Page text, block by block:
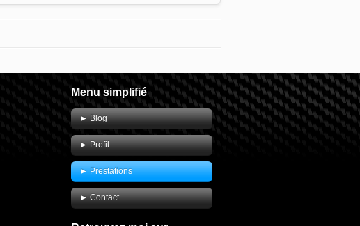
Menu simplifié
► Blog
► Profil
► Prestations
► Contact